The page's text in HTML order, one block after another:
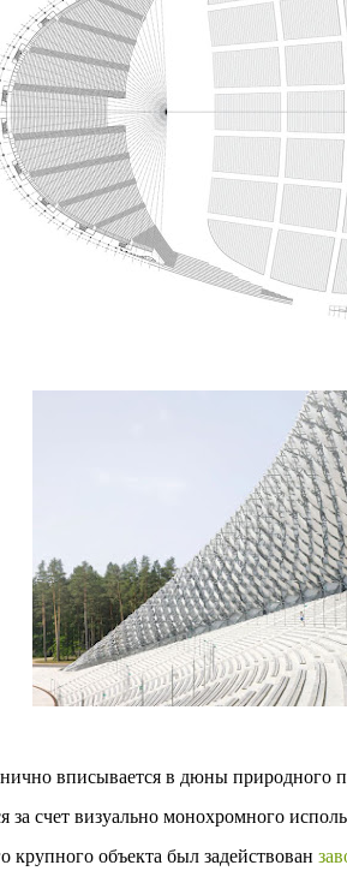
вписывается в дюны природного
за счет визуально монохромного
крупного объекта был задействован